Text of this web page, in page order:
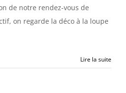
de notre rendez-vous de
on regarde la déco à la loupe
Lire la suite